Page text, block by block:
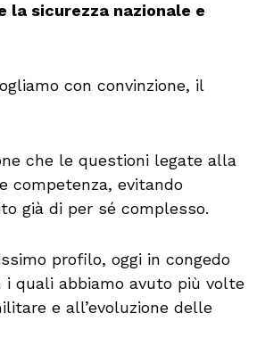
la sicurezza nazionale e
con convinzione, il
che le questioni legate alla
competenza, evitando
già di per sé complesso.
profilo, oggi in congedo
i quali abbiamo avuto più volte
e all’evoluzione delle